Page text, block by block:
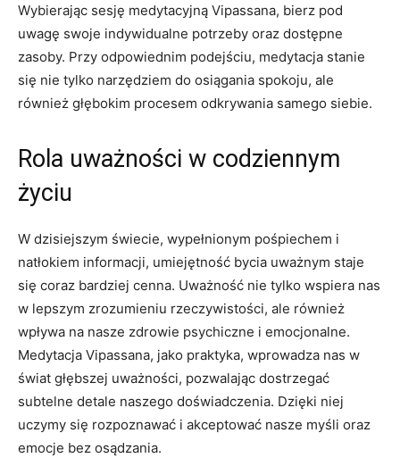
Wybierając ⁢sesję medytacyjną Vipassana, ⁢bierz pod
uwagę swoje indywidualne potrzeby oraz dostępne
zasoby. Przy odpowiednim podejściu, medytacja stanie
się nie tylko narzędziem do osiągania spokoju, ale
również ⁤głębokim procesem​ odkrywania samego siebie.
Rola uważności ‌w​ codziennym
⁢życiu
W‌ dzisiejszym świecie, wypełnionym pośpiechem ⁤i
natłokiem informacji, umiejętność bycia ⁤uważnym staje
się coraz⁢ bardziej cenna. Uważność nie tylko ⁢wspiera nas
w lepszym zrozumieniu rzeczywistości, ale również
wpływa na nasze zdrowie psychiczne i emocjonalne.
Medytacja Vipassana, jako praktyka, wprowadza nas w
⁣świat głębszej uważności, pozwalając dostrzegać‍
subtelne detale naszego doświadczenia.⁣ Dzięki niej
uczymy się rozpoznawać i akceptować ⁣nasze myśli oraz
emocje bez osądzania.